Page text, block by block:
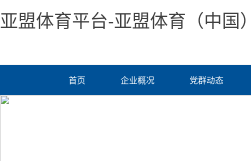
亚盟体育平台-亚盟体育（中国）
首页 企业概况 党群动态